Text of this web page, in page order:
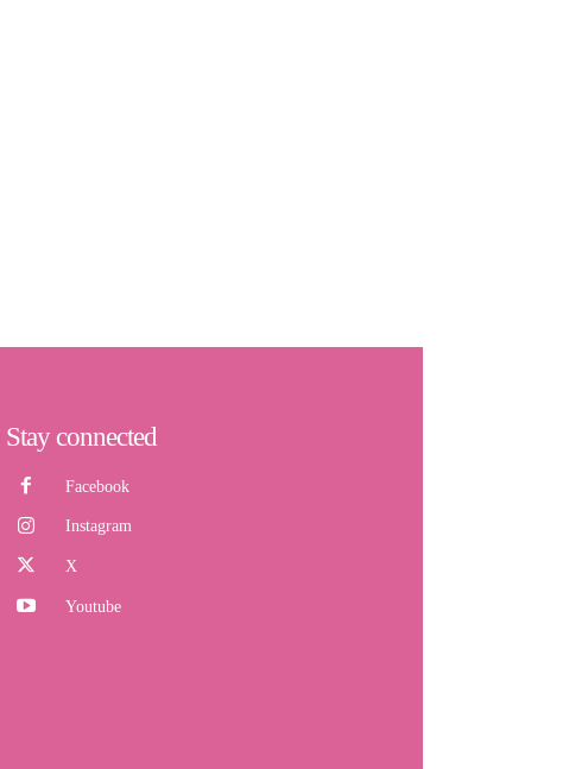
Stay connected
Facebook
Instagram
X
Youtube